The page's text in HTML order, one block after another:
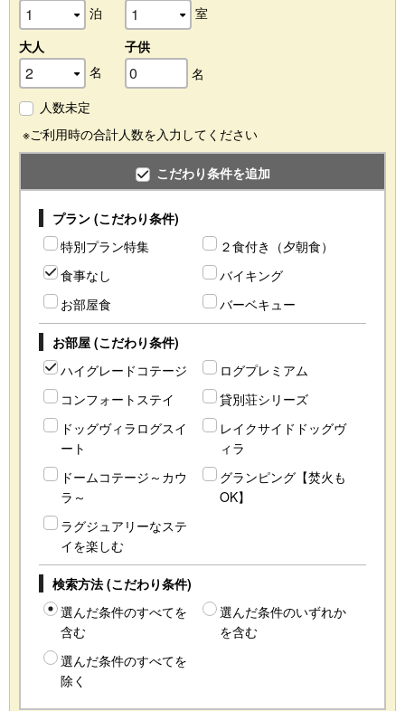
泊
室
大人
名
子供
名
人数未定
※ご利用時の合計人数を入力してください
こだわり条件を追加
プラン (こだわり条件)
特別プラン特集
２食付き（夕朝食）
食事なし
バイキング
お部屋食
バーベキュー
お部屋 (こだわり条件)
ハイグレードコテージ
ログプレミアム
コンフォートステイ
貸別荘シリーズ
ドッグヴィラログスイ
ート
レイクサイドドッグヴ
ィラ
ドームコテージ～カウ
ラ～
グランピング【焚火も
OK】
ラグジュアリーなステ
イを楽しむ
検索方法 (こだわり条件)
選んだ条件のすべてを
含む
選んだ条件のいずれか
を含む
選んだ条件のすべてを
除く